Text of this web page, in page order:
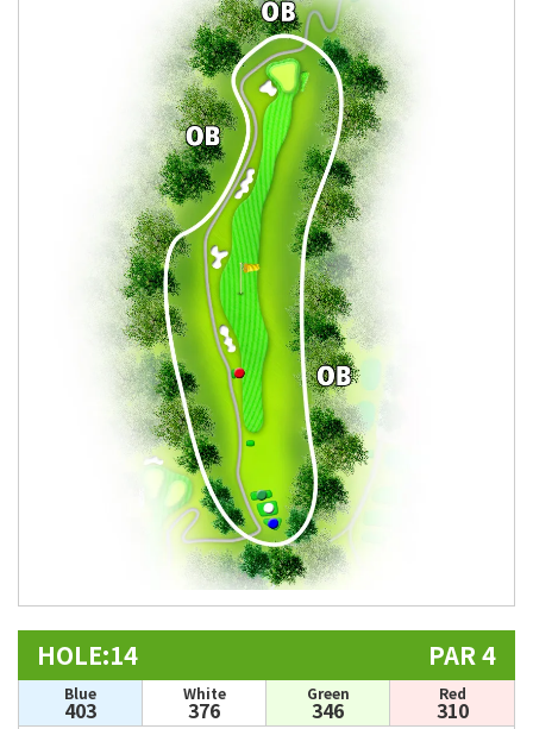
HOLE:14 PAR 4
Blue
403
White
376
Green
346
Red
310